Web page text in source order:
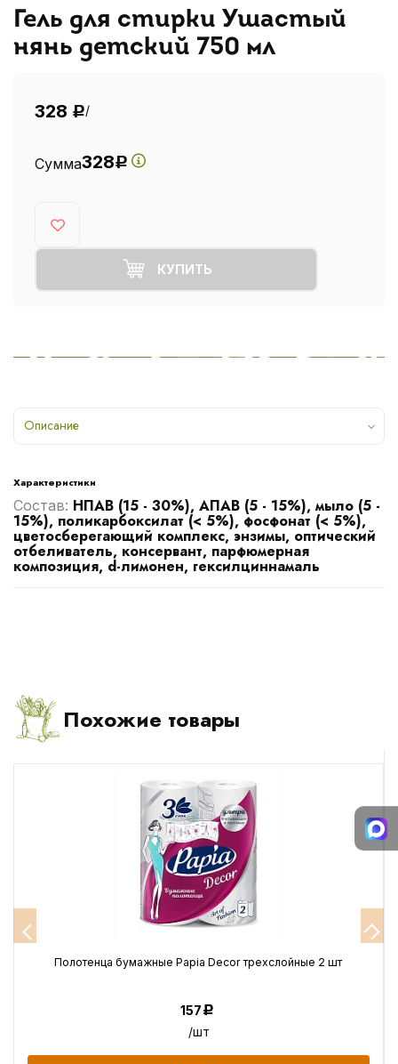
Гель для стирки Ушастый
нянь детский 750 мл
328 Р/
Сумма328Р
КУПИТЬ
Описание
Характеристики
Cостав: НПАВ (15 - 30%), АПАВ (5 - 15%), мыло (5 -
15%), поликарбоксилат (< 5%), фосфонат (< 5%),
цветосберегающий комплекс, энзимы, оптический
отбеливатель, консервант, парфюмерная
композиция, d-лимонен, гексилциннамаль
Похожие товары
Полотенца бумажные Papia Decor трехслойные 2 шт
157Р
/шт